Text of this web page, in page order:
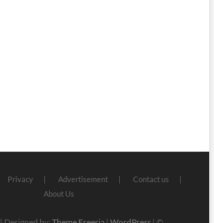
Privacy Advertisement
Contact us
About Us